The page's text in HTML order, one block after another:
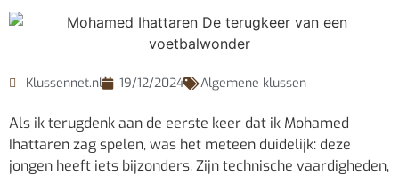
Klussennet.nl 19/12/2024 Algemene klussen
Als ik terugdenk aan de eerste keer dat ik Mohamed
Ihattaren zag spelen, was het meteen duidelijk: deze
jongen heeft iets bijzonders. Zijn technische vaardigheden,